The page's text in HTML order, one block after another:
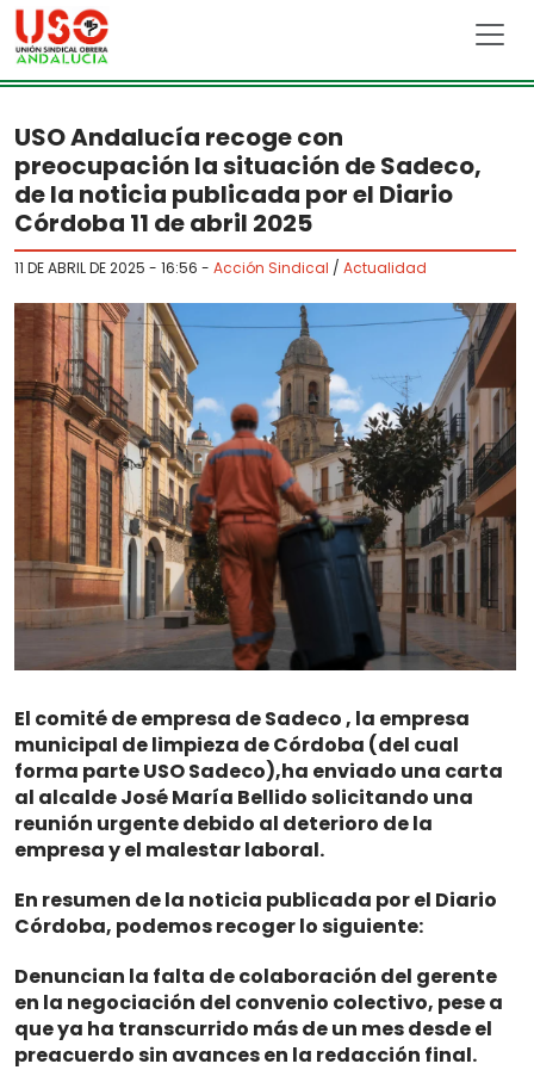
Skip to main content
USO Andalucía recoge con
preocupación la situación de Sadeco,
de la noticia publicada por el Diario
Córdoba 11 de abril 2025
11 DE ABRIL DE 2025 - 16:56 - Acción Sindical / Actualidad
El comité de empresa de Sadeco , la empresa
municipal de limpieza de Córdoba (del cual
forma parte USO Sadeco),ha enviado una carta
al alcalde José María Bellido solicitando una
reunión urgente debido al deterioro de la
empresa y el malestar laboral.
En resumen de la noticia publicada por el Diario
Córdoba, podemos recoger lo siguiente:
Denuncian la falta de colaboración del gerente
en la negociación del convenio colectivo, pese a
que ya ha transcurrido más de un mes desde el
preacuerdo sin avances en la redacción final.